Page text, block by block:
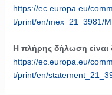
https://ec.europa.eu/
t/print/en/mex_21_3981/
Η πλήρης δήλωση είναι
https://ec.europa.eu/
t/print/en/